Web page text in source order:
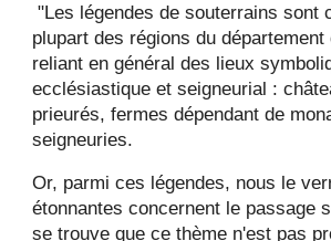
"Les légendes de souterrains sont
plupart des régions du département
reliant en général des lieux
ecclésiastique et seigneurial :
prieurés, fermes dépendant de
seigneuries.
Or, parmi ces légendes, nous le
étonnantes concernent le passage
se trouve que ce thème n'est pas